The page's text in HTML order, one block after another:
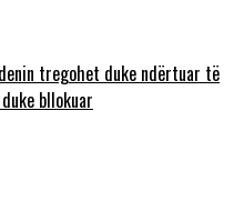
tregohet duke ndërtuar të
bllokuar